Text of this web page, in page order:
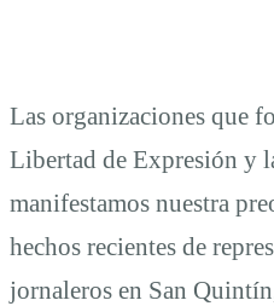
Las organizaciones que
Libertad de Expresión y
manifestamos nuestra
hechos recientes de
jornaleros en San